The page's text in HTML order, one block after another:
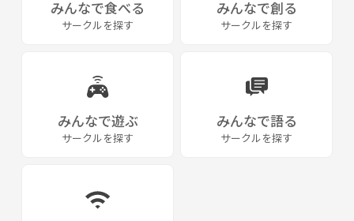
はの道、面白い道などを探す活動をしていきます。
・走行後にみんなで美味い物を食べるお食事会。
・美味いコーヒー、甘い物を食す自転車走行会
・美味い韓国料理、ファストフードを食べに行こう会。
・気になっている自転車を見にショップに行ってみよう会。
・面白いそうな道を見つけたので走ってみる。
みんなで食べる
サークルを探す
みんなで創る
サークルを探す
みんなで遊ぶ
サークルを探す
みんなで語る
サークルを探す